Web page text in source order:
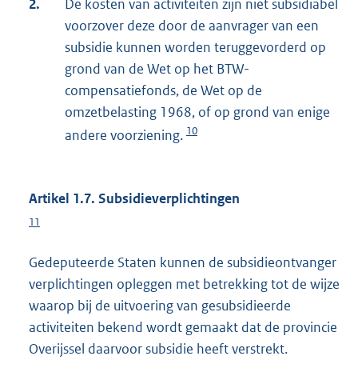
2.
De kosten van activiteiten zijn niet subsidiabel
voorzover deze door de aanvrager van een
subsidie kunnen worden teruggevorderd op
grond van de Wet op het BTW-
compensatiefonds, de Wet op de
omzetbelasting 1968, of op grond van enige
andere voorziening. 10
Artikel 1.7. Subsidieverplichtingen
11
Gedeputeerde Staten kunnen de subsidieontvanger
verplichtingen opleggen met betrekking tot de wijze
waarop bij de uitvoering van gesubsidieerde
activiteiten bekend wordt gemaakt dat de provincie
Overijssel daarvoor subsidie heeft verstrekt.